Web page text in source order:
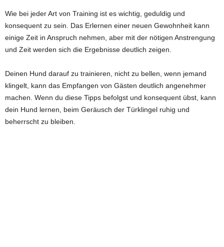
Wie bei jeder Art von Training ist es wichtig, geduldig und
konsequent zu sein. Das Erlernen einer neuen Gewohnheit kann
einige Zeit in Anspruch nehmen, aber mit der nötigen Anstrengung
und Zeit werden sich die Ergebnisse deutlich zeigen.
Deinen Hund darauf zu trainieren, nicht zu bellen, wenn jemand
klingelt, kann das Empfangen von Gästen deutlich angenehmer
machen. Wenn du diese Tipps befolgst und konsequent übst, kann
dein Hund lernen, beim Geräusch der Türklingel ruhig und
beherrscht zu bleiben.